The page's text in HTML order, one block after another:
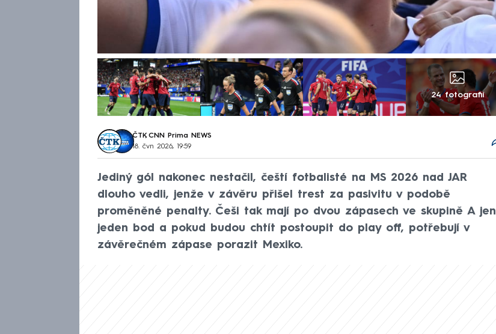
24 fotografií
ČTK, CNN Prima NEWS
18. čvn 2026, 19:59
Jediný gól nakonec nestačil, čeští fotbalisté na MS 2026 nad JAR
dlouho vedli, jenže v závěru přišel trest za pasivitu v podobě
proměněné penalty. Češi tak mají po dvou zápasech ve skupině A jen
jeden bod a pokud budou chtít postoupit do play off, potřebují v
závěrečném zápase porazit Mexiko.